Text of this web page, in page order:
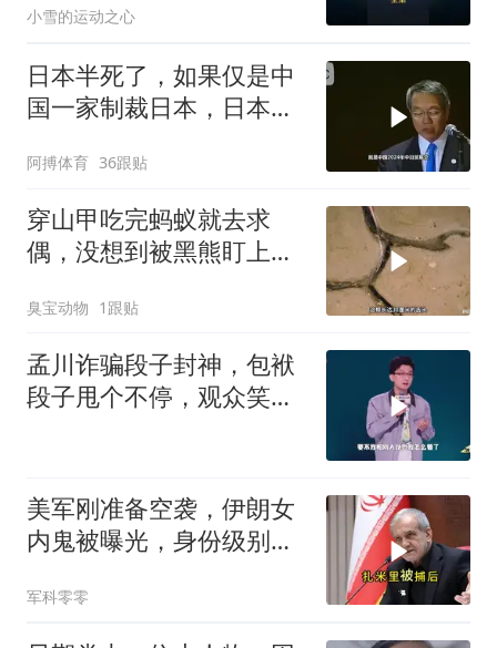
小雪的运动之心
日本半死了，如果仅是中
国一家制裁日本，日本可
阿搏体育 36跟贴
穿山甲吃完蚂蚁就去求
偶，没想到被黑熊盯上
臭宝动物 1跟贴
孟川诈骗段子封神，包袱
段子甩个不停，观众笑到
美军刚准备空袭，伊朗女
内鬼被曝光，身份级别很
军科零零